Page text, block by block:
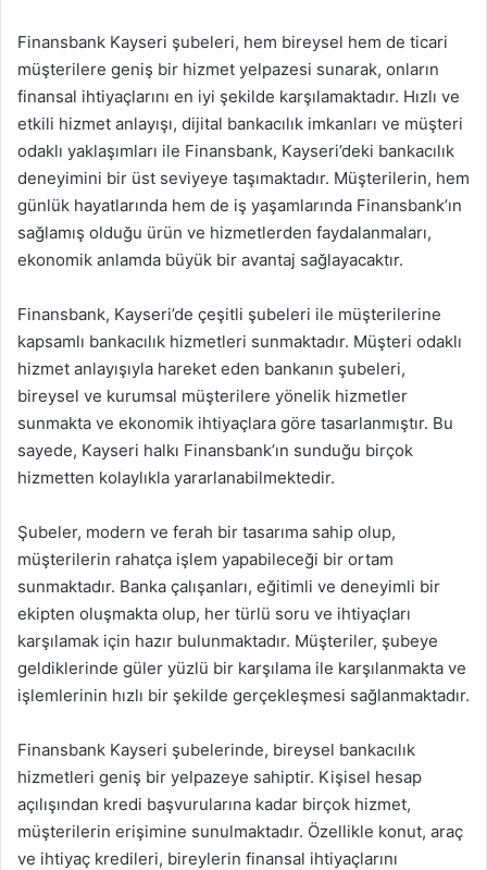
Finansbank Kayseri şubeleri, hem bireysel hem de ticari
müşterilere geniş bir hizmet yelpazesi sunarak, onların
finansal ihtiyaçlarını en iyi şekilde karşılamaktadır. Hızlı ve
etkili hizmet anlayışı, dijital bankacılık imkanları ve müşteri
odaklı yaklaşımları ile Finansbank, Kayseri’deki bankacılık
deneyimini bir üst seviyeye taşımaktadır. Müşterilerin, hem
günlük hayatlarında hem de iş yaşamlarında Finansbank’ın
sağlamış olduğu ürün ve hizmetlerden faydalanmaları,
ekonomik anlamda büyük bir avantaj sağlayacaktır.
Finansbank, Kayseri’de çeşitli şubeleri ile müşterilerine
kapsamlı bankacılık hizmetleri sunmaktadır. Müşteri odaklı
hizmet anlayışıyla hareket eden bankanın şubeleri,
bireysel ve kurumsal müşterilere yönelik hizmetler
sunmakta ve ekonomik ihtiyaçlara göre tasarlanmıştır. Bu
sayede, Kayseri halkı Finansbank’ın sunduğu birçok
hizmetten kolaylıkla yararlanabilmektedir.
Şubeler, modern ve ferah bir tasarıma sahip olup,
müşterilerin rahatça işlem yapabileceği bir ortam
sunmaktadır. Banka çalışanları, eğitimli ve deneyimli bir
ekipten oluşmakta olup, her türlü soru ve ihtiyaçları
karşılamak için hazır bulunmaktadır. Müşteriler, şubeye
geldiklerinde güler yüzlü bir karşılama ile karşılanmakta ve
işlemlerinin hızlı bir şekilde gerçekleşmesi sağlanmaktadır.
Finansbank Kayseri şubelerinde, bireysel bankacılık
hizmetleri geniş bir yelpazeye sahiptir. Kişisel hesap
açılışından kredi başvurularına kadar birçok hizmet,
müşterilerin erişimine sunulmaktadır. Özellikle konut, araç
ve ihtiyaç kredileri, bireylerin finansal ihtiyaçlarını